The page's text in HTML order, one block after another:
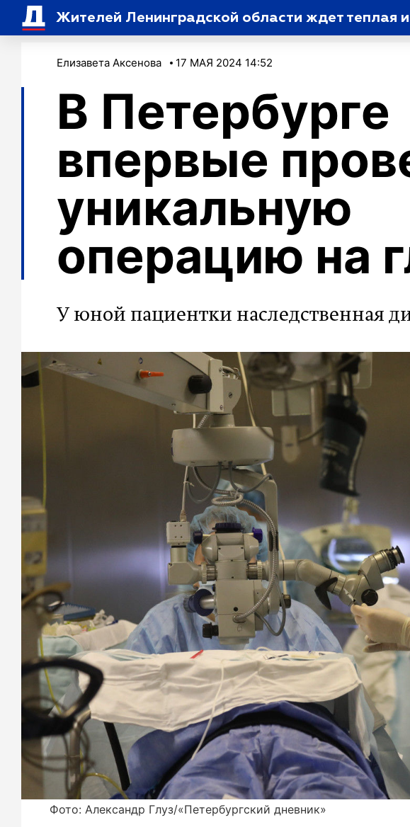
Жителей Ленинградской области ждет теплая
Елизавета Аксенова 17 МАЯ 2024 14:52
В Петербурге
впервые
уникальную
операцию на
У юной пациентки наследственная
Фото: Александр Глуз/«Петербургский дневник»